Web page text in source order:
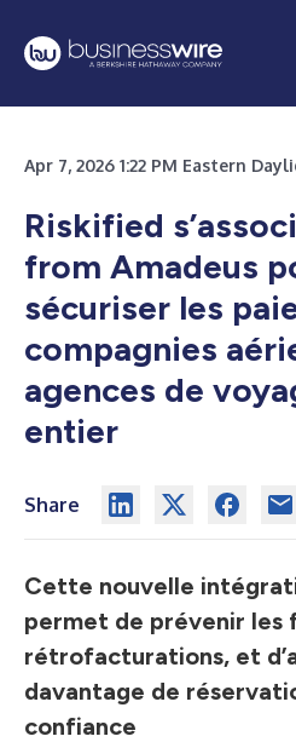
Apr 7, 2026 1:22 PM Eastern
Riskified
from Amadeus
sécuriser les
compagnies
agences de
entier
Share
Cette nouvelle
permet de prévenir les
rétrofacturations, et
davantage de
confiance